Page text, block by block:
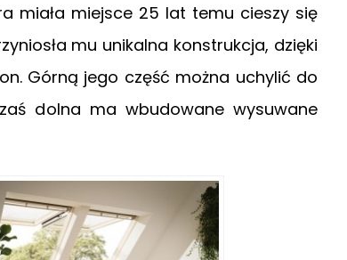
miała miejsce 25 lat temu cieszy się
mu unikalna konstrukcja, dzięki
Górną jego część można uchylić do
dolna ma wbudowane wysuwane